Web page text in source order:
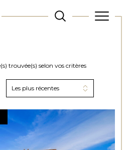
trouvée(s) selon vos critères
Les plus récentes